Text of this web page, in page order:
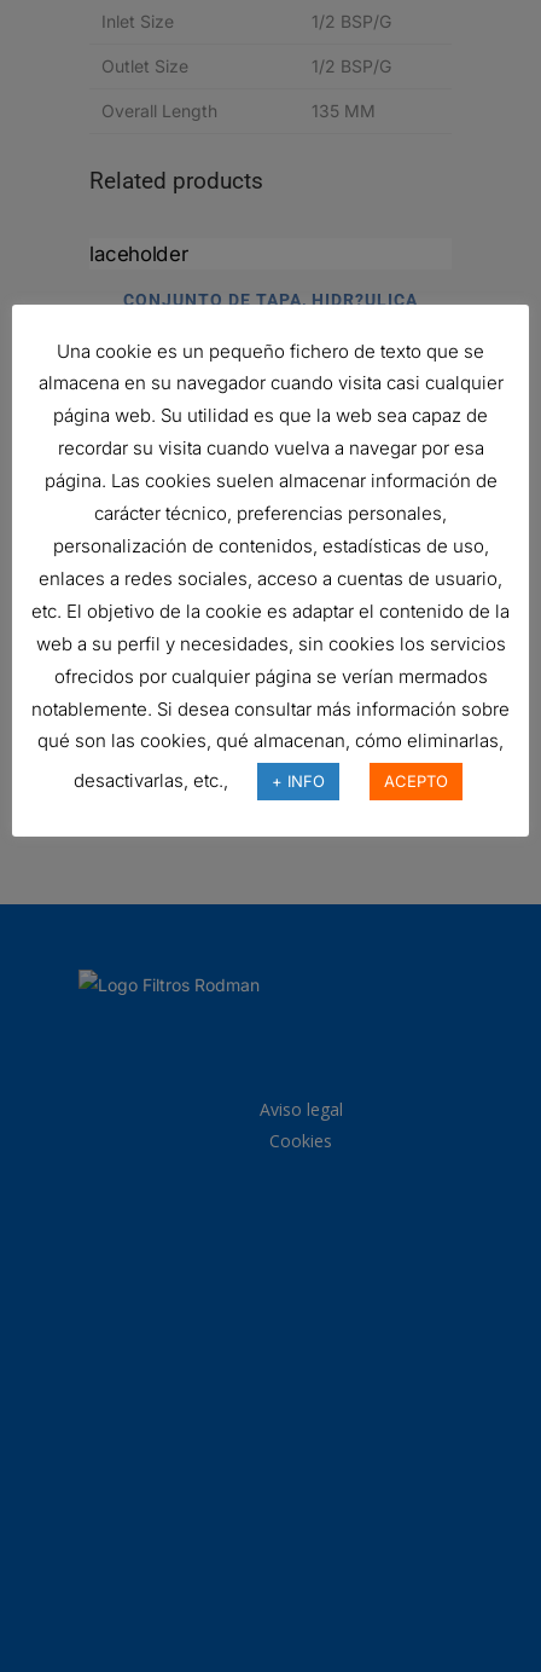
Inlet Size 1/2 BSP/G
Outlet Size 1/2 BSP/G
Overall Length 135 MM
Related products
CONJUNTO DE TAPA, HIDR?ULICA
Ref: P766445
TARJETAS DE AN?LISIS DE PRUEBA
FILTRO HIDRÁULICO, SPIN-ON
DURAMAX
34,92 €
Aviso legal
Cookies
Una cookie es un pequeño fichero de texto que se
almacena en su navegador cuando visita casi cualquier
página web. Su utilidad es que la web sea capaz de
recordar su visita cuando vuelva a navegar por esa
página. Las cookies suelen almacenar información de
carácter técnico, preferencias personales,
personalización de contenidos, estadísticas de uso,
enlaces a redes sociales, acceso a cuentas de usuario,
etc. El objetivo de la cookie es adaptar el contenido de la
web a su perfil y necesidades, sin cookies los servicios
ofrecidos por cualquier página se verían mermados
notablemente. Si desea consultar más información sobre
qué son las cookies, qué almacenan, cómo eliminarlas,
desactivarlas, etc.,
+ INFO ACEPTO